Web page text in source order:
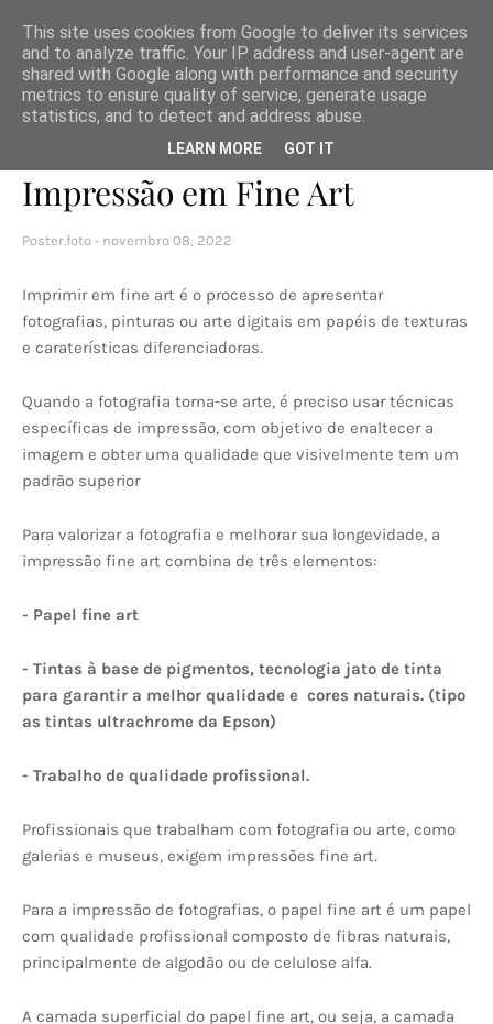
Impressão em Fine Art
Poster.foto novembro 08, 2022
Imprimir em fine art é o processo de apresentar
fotografias, pinturas ou arte digitais em papéis de texturas
e caraterísticas diferenciadoras.
Quando a fotografia torna-se arte, é preciso usar técnicas
específicas de impressão, com objetivo de enaltecer a
imagem e obter uma qualidade que visivelmente tem um
padrão superior
Para valorizar a fotografia e melhorar sua longevidade, a
impressão fine art combina de três elementos:
- Papel fine art
- Tintas à base de pigmentos, tecnologia jato de tinta
para garantir a melhor qualidade e cores naturais. (tipo
as tintas ultrachrome da Epson)
- Trabalho de qualidade profissional.
Profissionais que trabalham com fotografia ou arte, como
galerias e museus, exigem impressões fine art.
Para a impressão de fotografias, o papel fine art é um papel
com qualidade profissional composto de fibras naturais,
principalmente de algodão ou de celulose alfa.
A camada superficial do papel fine art, ou seja, a camada
This site uses cookies from Google to deliver its services
and to analyze traffic. Your IP address and user-agent are
shared with Google along with performance and security
metrics to ensure quality of service, generate usage
statistics, and to detect and address abuse.
LEARN MORE GOT IT